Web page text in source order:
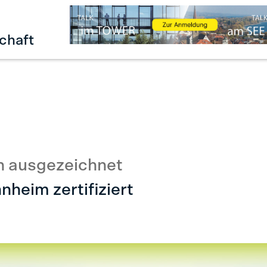
ausgezeichnet
zertifiziert